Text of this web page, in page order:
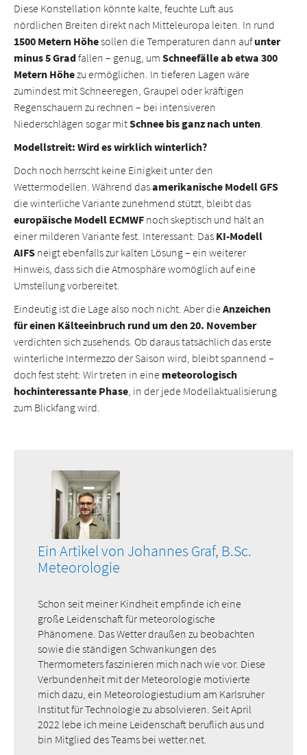
Diese Konstellation könnte kalte, feuchte Luft aus
nördlichen Breiten direkt nach Mitteleuropa leiten. In rund
1500 Metern Höhesollen die Temperaturen dann aufunter
minus 5 Gradfallen – genug, um Schneefälle ab etwa 300
Metern Höhezu ermöglichen. In tieferen Lagen wäre
zumindest mit Schneeregen, Graupel oder kräftigen
Regenschauern zu rechnen – bei intensiveren
Niederschlägen sogar mitSchnee bis ganz nach unten.
Modellstreit: Wird es wirklich winterlich?
Doch noch herrscht keine Einigkeit unter den
Wettermodellen. Während dasamerikanische Modell GFS
die winterliche Variante zunehmend stützt, bleibt das
europäische Modell ECMWF noch skeptisch und hält an
einer milderen Variante fest. Interessant: Das KI-Modell
AIFS neigt ebenfalls zur kalten Lösung – ein weiterer
Hinweis, dass sich die Atmosphäre womöglich auf eine
Umstellung vorbereitet.
Eindeutig ist die Lage also noch nicht. Aber dieAnzeichen
für einen Kälteeinbruch rund um den 20. November
verdichten sich zusehends. Ob daraus tatsächlich das erste
winterliche Intermezzo der Saison wird, bleibt spannend –
doch fest steht: Wir treten in eine meteorologisch
hochinteressante Phase, in der jede Modellaktualisierung
zum Blickfang wird.
Ein Artikel von Johannes Graf, B.Sc.
Meteorologie
Schon seit meiner Kindheit empfinde ich eine
große Leidenschaft für meteorologische
Phänomene. Das Wetter draußen zu beobachten
sowie die ständigen Schwankungen des
Thermometers faszinieren mich nach wie vor. Diese
Verbundenheit mit der Meteorologie motivierte
mich dazu, ein Meteorologiestudium am Karlsruher
Institut für Technologie zu absolvieren. Seit April
2022 lebe ich meine Leidenschaft beruflich aus und
bin Mitglied des Teams bei wetter.net.